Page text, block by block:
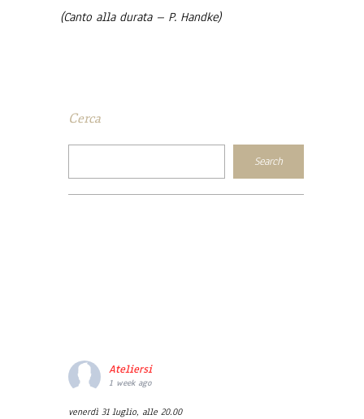
(Canto alla durata – P. Handke)
Cerca
Ateliersi
1 week ago
venerdì 31 luglio, alle 20.00